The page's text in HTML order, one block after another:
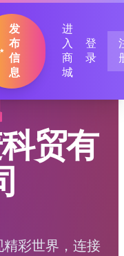
发
布
信
息
进
入
商
城
登
录
贸有
彩世界，连接